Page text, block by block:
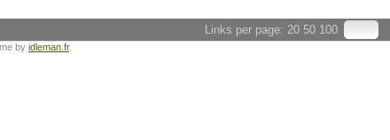
Links per page: 20 50 100
by idleman.fr.